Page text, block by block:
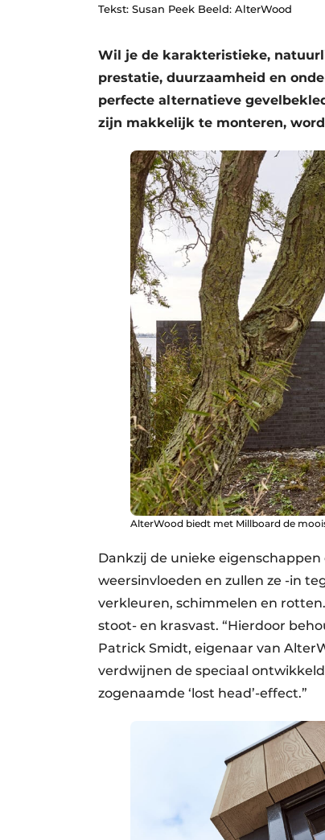
Privacy / Cookie statement
Vacatures
Video’s
Tekst: Susan Peek Beeld: AlterWood
Wil je de karakteristieke,
prestatie, duurzaamheid en
perfecte alternatieve
zijn makkelijk te monteren,
AlterWood biedt met Millboard de
Dankzij de unieke
weersinvloeden en zullen ze -in
verkleuren, schimmelen en
stoot- en krasvast. “Hierdoor
Patrick Smidt, eigenaar van
verdwijnen de speciaal
zogenaamde ‘lost head’-effect.”